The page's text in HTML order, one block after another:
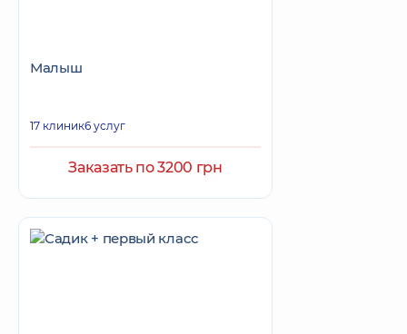
Малыш
17 клиник6 услуг
Заказать по 3200 грн